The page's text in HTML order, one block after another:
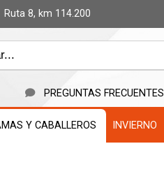
Ruta 8, km 114.200
PREGUNTAS FRECUENTES
Y CABALLEROS INVIERNO